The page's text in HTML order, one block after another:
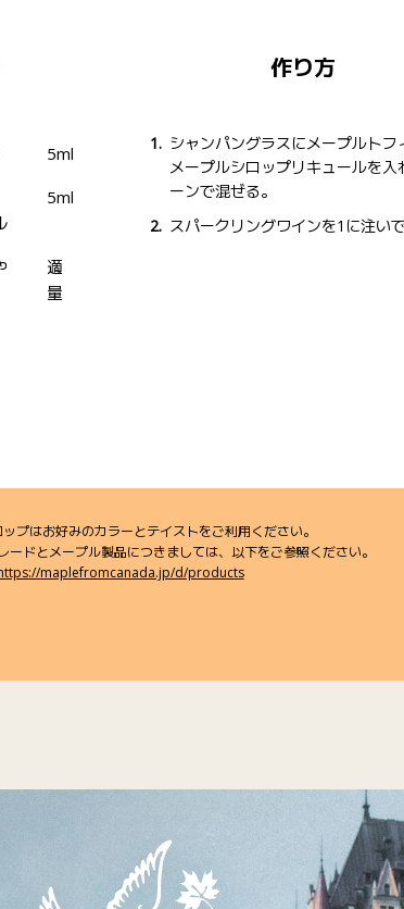
5ml
5ml
適
量
作り方
シャンパングラスにメープルトフ
メープルシロップリキュールを入
ーンで混ぜる。
スパークリングワインを1に注い
プはお好みのカラーとテイストをご利用ください。
ードとメープル製品につきましては、以下をご参照ください。
maplefromcanada.jp/d/products